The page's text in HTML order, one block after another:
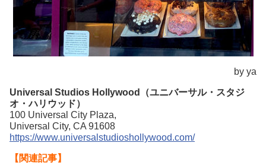
by ya
Universal Studios Hollywood（ユニバーサル・スタジ
オ・ハリウッド）
100 Universal City Plaza,
Universal City, CA 91608
https://www.universalstudioshollywood.com/
【関連記事】